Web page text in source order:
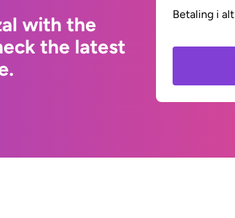
with the
the latest
Betaling i alt